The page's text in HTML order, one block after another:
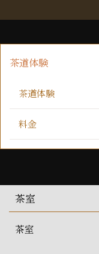
茶道体験
茶道体験
料金
茶室
茶室